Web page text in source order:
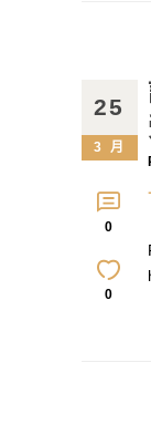
25
3 月
0
0